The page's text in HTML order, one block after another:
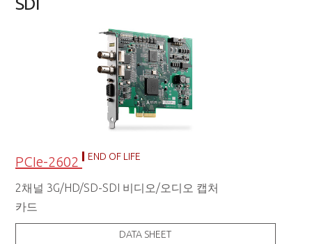
PCIe-2602 END OF LIFE
2채널 3G/HD/SD-SDI 비디오/오디오 캡처
카드
DATA SHEET